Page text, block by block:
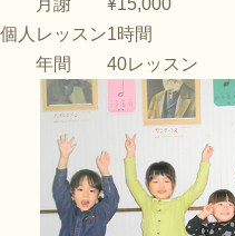
月謝
¥15,000
個人レッスン1時間
年間
40レッスン